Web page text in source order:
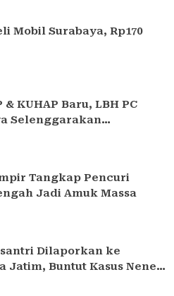
Mobil Surabaya, Rp170
& KUHAP Baru, LBH PC
Selenggarakan
Tangkap Pencuri
Jadi Amuk Massa
Dilaporkan ke
Jatim, Buntut Kasus Nenek